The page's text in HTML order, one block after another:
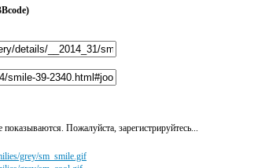
Пожалуйста, зарегистрируйтесь...